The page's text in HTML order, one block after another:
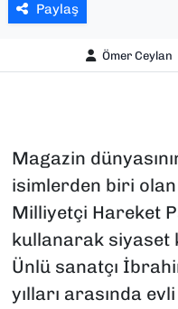
Paylaş
Ömer Ceylan
Magazin
isimlerden biri olan
Milliyetçi Hareket
kullanarak siyaset
Ünlü sanatçı
yılları arasında